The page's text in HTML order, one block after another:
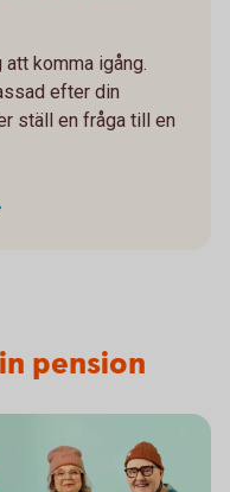
komma igång.
efter din
ställ en fråga till en
pension